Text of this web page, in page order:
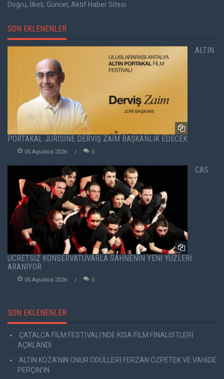
Doğru, İlkeli, Güncel, Aktif Haber Sitesi
SON EKLENENLER
ALTIN
PORTAKAL JÜRİSİNE DERVİŞ ZAİM BAŞKANLIK EDECEK
05 Agustos 2026 0
CAS
ÜCRETSİZ KONSERVATUVARLA SAHNENİN YENİ YÜZLERİ
ARANIYOR
05 Agustos 2026 0
SON EKLENENLER
ÇATALCA FİLM FESTİVALİ'NDE KISA FİLM FİNALİSTLERİ
AÇIKLANDI
ALTIN KOZA'NIN ONUR ÖDÜLLERİ FERZAN ÖZPETEK VE VAHİDE
PERÇİN'İN